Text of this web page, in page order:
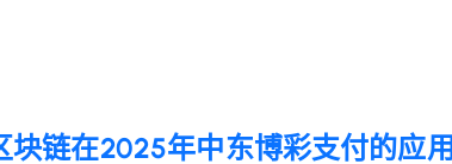
链在2025年中东博彩支付的应用